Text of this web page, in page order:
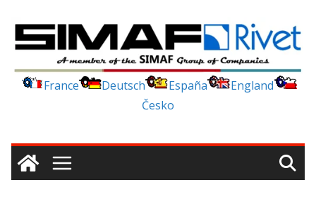
content
France Deutsch España
England
Česko